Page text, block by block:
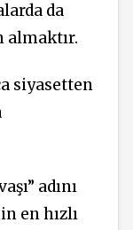
da
almaktır.
siyasetten
adını
en hızlı